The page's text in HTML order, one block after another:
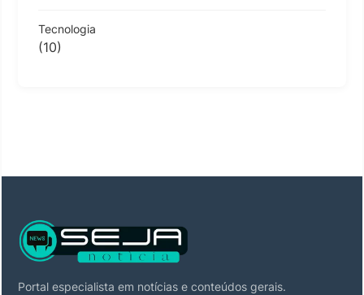
Tecnologia
(10)
Portal especialista em notícias e conteúdos gerais.